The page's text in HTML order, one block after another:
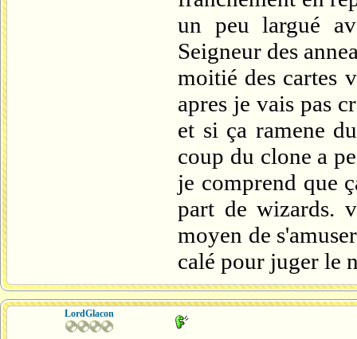
un peu largué
Seigneur des
moitié des cartes
apres je vais pas
et si ça ramene
coup du clone a
je comprend que
part de wizards.
moyen de
calé pour juger le
LordGlacon